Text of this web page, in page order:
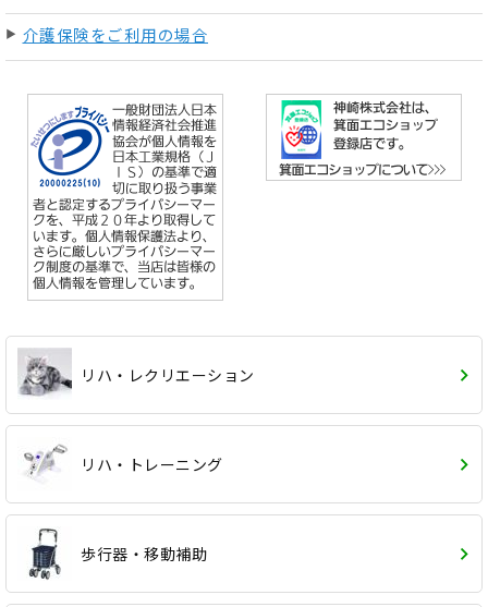
介護保険をご利用の場合
リハ・レクリエーション
リハ・トレーニング
歩行器・移動補助